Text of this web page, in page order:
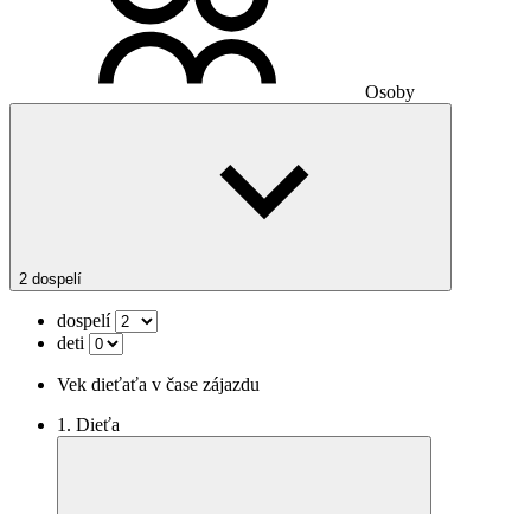
Osoby
2 dospelí
dospelí
deti
Vek dieťaťa v čase zájazdu
1. Dieťa